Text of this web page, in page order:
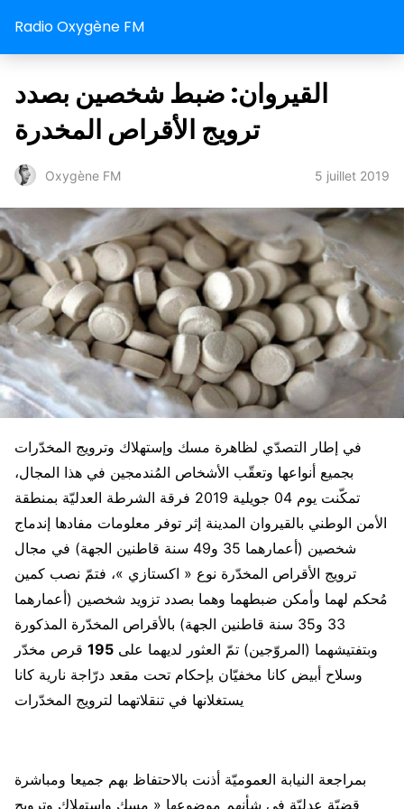
Radio Oxygène FM
القيروان: ضبط شخصين بصدد
ترويج الأقراص المخدرة
Oxygène FM 5 juillet 2019
في إطار التصدّي لظاهرة مسك وإستهلاك وترويج المخدّرات
بجميع أنواعها وتعقّب الأشخاص المُندمجين في هذا المجال،
تمكّنت يوم 04 جويلية 2019 فرقة الشرطة العدليّة بمنطقة
الأمن الوطني بالقيروان المدينة إثر توفر معلومات مفادها إندماج
شخصين (أعمارهما 35 و49 سنة قاطنين الجهة) في مجال
ترويج الأقراص المخدّرة نوع « اكستازي »، فتمّ نصب كمين
مُحكم لهما وأمكن ضبطهما وهما بصدد تزويد شخصين (أعمارهما
33 و35 سنة قاطنين الجهة) بالأقراص المخدّرة المذكورة
وبتفتيشهما (المروّجين) تمّ العثور لديهما على 195 قرص مخدّر
وسلاح أبيض كانا مخفيّان بإحكام تحت مقعد درّاجة نارية كانا
يستغلانها في تنقلاتهما لترويج المخدّرات
بمراجعة النيابة العموميّة أذنت بالاحتفاظ بهم جميعا ومباشرة
قضيّة عدليّة في شأنهم موضوعها « مسك واستهلاك وترويج